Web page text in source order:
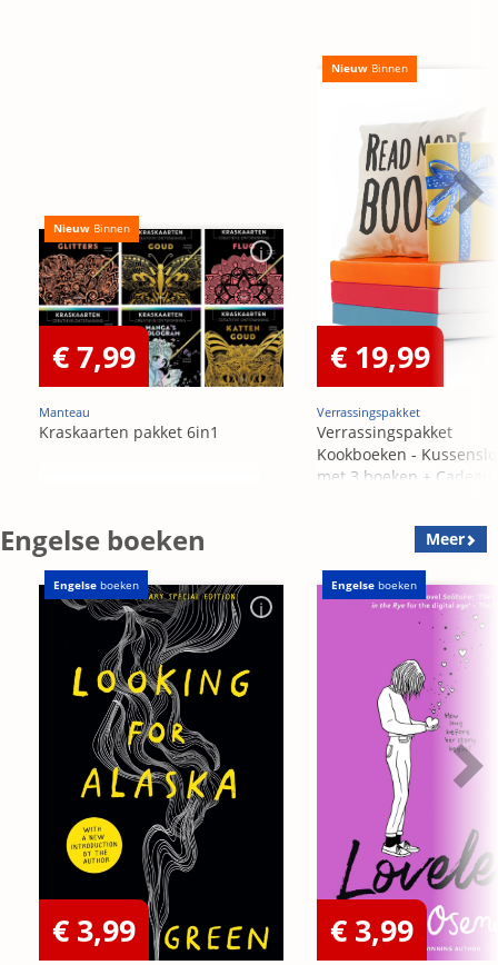
Nieuw Binnen
€ 7,99
Manteau
Kraskaarten pakket 6in1
Nieuw Binnen
€ 19,99
Verrassingspakket
Verrassingspakket
Kookboeken -
met 3 boeken + Cadeau
Engelse boeken Meer
Engelse boeken
€ 3,99
Engelse boeken
€ 3,99